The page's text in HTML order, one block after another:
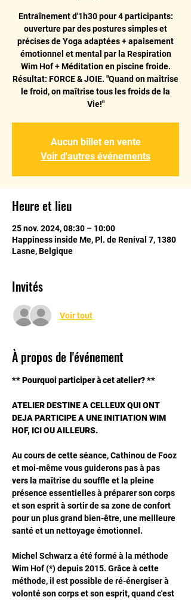
Entraînement d'1h30 pour 4 participants:
ouverture par des postures simples et
précises de Yoga adaptées + apaisement
émotionnel et mental par la Respiration
Wim Hof + Méditation en piscine froide.
Résultat: FORCE & JOIE. "Quand on maîtrise
le froid, on maîtrise tous les froids de la
Vie!"
Aucun billet en vente
Voir d'autres événements
Heure et lieu
25 nov. 2024, 08:30 – 10:00
Happiness inside Me, Pl. de Renival 7, 1380
Lasne, Belgique
Invités
Voir tout
À propos de l'événement
** Pourquoi participer à cet atelier? **
ATELIER DESTINE A CELLEUX QUI ONT
DEJA PARTICIPE A UNE INITIATION WIM
HOF, ICI OU AILLEURS.
Au cours de cette séance, Cathinou de Fooz
et moi-même vous guiderons pas à pas
vers la maîtrise du souffle et la pleine
présence essentielles à préparer son corps
et son esprit à sortir de sa zone de confort
pour un plus grand bien-être, une meilleure
santé et un nettoyage émotionnel.
Michel Schwarz a été formé à la méthode
Wim Hof (*) depuis 2015. Grâce à cette
méthode, il est possible de ré-énergiser à
volonté son corps et son esprit, quand c'est